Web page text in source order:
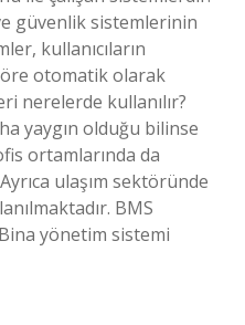
güvenlik sistemlerinin
kullanıcıların
otomatik olarak
nerelerde kullanılır?
yaygın olduğu bilinse
ortamlarında da
ulaşım sektöründe
BMS
yönetim sistemi